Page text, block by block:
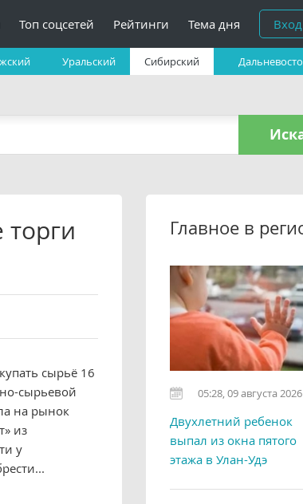
Топ соцсетей Рейтинги Тема дня Вход
Уральский Сибирский
сырьё 16
сырьевой
на рынок
из
у
Главное в
05:28, 09 августа 2026
Двухлетний ребенок
выпал из окна пятого
этажа в Улан-Удэ